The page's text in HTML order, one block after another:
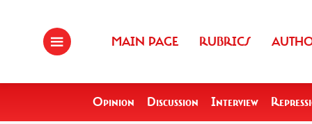
MAIN PAGE RUBRICS
Opinion Discussion Interview